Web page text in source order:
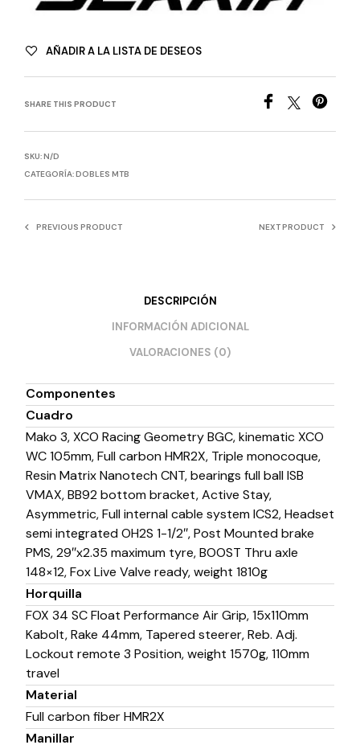
AÑADIR A LA LISTA DE DESEOS
SHARE THIS PRODUCT
SKU:N/D
CATEGORÍA:DOBLES MTB
PREVIOUS PRODUCT NEXT PRODUCT
DESCRIPCIÓN
INFORMACIÓN ADICIONAL
VALORACIONES (0)
Componentes
Cuadro
Mako 3, XCO Racing Geometry BGC, kinematic XCO
WC 105mm, Full carbon HMR2X, Triple monocoque,
Resin Matrix Nanotech CNT, bearings full ball ISB
VMAX, BB92 bottom bracket, Active Stay,
Asymmetric, Full internal cable system ICS2, Headset
semi integrated OH2S 1-1/2″, Post Mounted brake
PMS, 29″x2.35 maximum tyre, BOOST Thru axle
148×12, Fox Live Valve ready, weight 1810g
Horquilla
FOX 34 SC Float Performance Air Grip, 15x110mm
Kabolt, Rake 44mm, Tapered steerer, Reb. Adj.
Lockout remote 3 Position, weight 1570g, 110mm
travel
Material
Full carbon fiber HMR2X
Manillar